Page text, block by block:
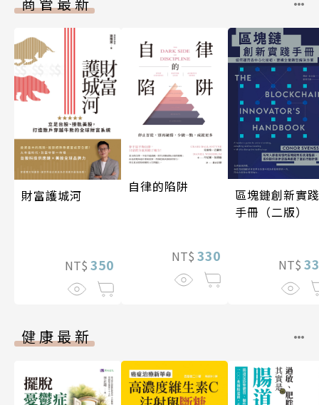
財富護城河
NT$ 350
自律的陷阱
NT$ 330
區塊鏈創新實踐
手冊（二版）
NT$
健康最新